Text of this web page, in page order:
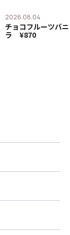
2026.08.04
チョコフルーツバニ
ラ ¥870